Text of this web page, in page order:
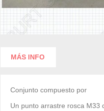
MÁS INFO
Conjunto compuesto por
Un punto arrastre rosca M33